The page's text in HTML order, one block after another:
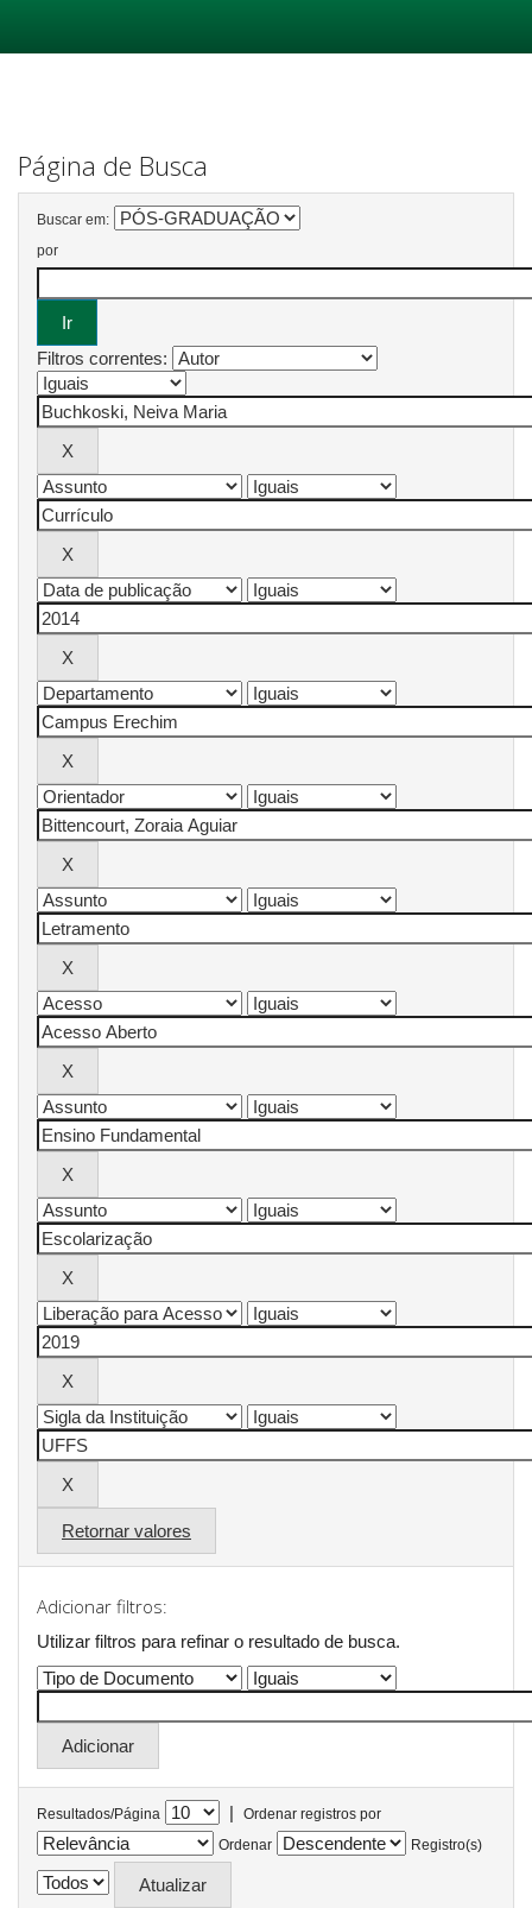
Página de Busca
Buscar em:
por
Filtros correntes:
Retornar valores
Adicionar filtros:
Utilizar filtros para refinar o resultado de busca.
Resultados/Página |
Ordenar registros por
Ordenar
Registro(s)